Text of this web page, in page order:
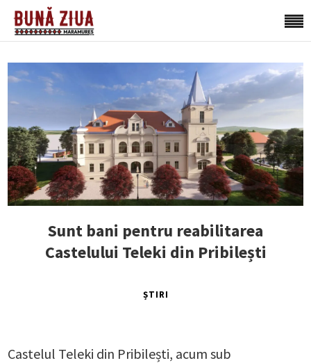
Sunt bani pentru reabilitarea
Castelului Teleki din Pribilești
ȘTIRI
Castelul Teleki din Pribilești, acum sub